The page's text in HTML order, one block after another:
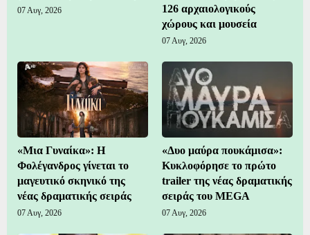
07 Αυγ, 2026
126 αρχαιολογικούς
χώρους και μουσεία
07 Αυγ, 2026
«Μια Γυναίκα»: Η
Φολέγανδρος γίνεται το
μαγευτικό σκηνικό της
νέας δραματικής σειράς
07 Αυγ, 2026
«Δυο μαύρα πουκάμισα»:
Κυκλοφόρησε το πρώτο
trailer της νέας δραματικής
σειράς του MEGA
07 Αυγ, 2026